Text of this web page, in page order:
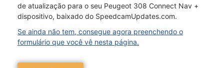
de atualização para o seu Peugeot 308 Connect Nav +
dispositivo, baixado do SpeedcamUpdates.com.
Se ainda não tem, consegue agora preenchendo o
formulário que você vê nesta página.